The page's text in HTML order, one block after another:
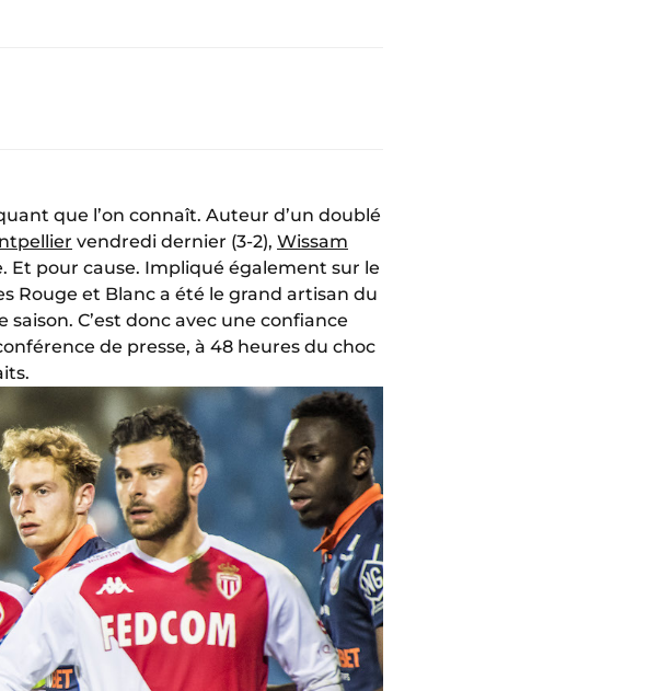
que l’on connaît. Auteur d’un doublé
vendredi dernier (3-2), Wissam
Et pour cause. Impliqué également sur le
Rouge et Blanc a été le grand artisan du
C’est donc avec une confiance
de presse, à 48 heures du choc